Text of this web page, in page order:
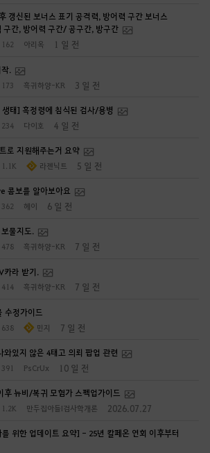
갱신된 보너스 표기 공격력, 방어력 구간 보너스
구간, 방어력 구간/ 공구간, 방구간
162 아리옥 1 일 전
.
173 흑귀하양-KR 3 일 전
태] 흑정령에 침식된 검사/용병
234 다이호 4 일 전
로 지원해주는거 요약
1.1K 라젠닉트 5 일 전
콤보를 알아보아요
362 헤이 6 일 전
물지도.
478 흑귀하양-KR 7 일 전
카라 받기.
414 흑귀하양-KR 7 일 전
수정가이드
638 민지 7 일 전
와있지 않은 4태고 의뢰 팝업 관련
391 PsCrUx 10 일 전
후 뉴비/복귀 모험가 스펙업가이드
1.2K 만두집아들I검사학개론 2026.07.27
위한 업데이트 요약] - 25년 칼페온 연회 이후부터